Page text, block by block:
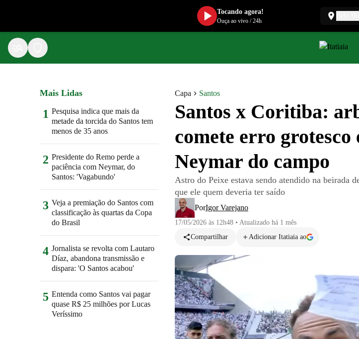
Capa Santos
Santos x Coritiba:
comete erro grotesco
Neymar do campo
Astro do Peixe estava sendo atendido na beirada
que ele quem deveria ter saído
PorIgor Varejano
17/05/2026 às 12h48 • Atualizado há 1 mês
Compartilhar
Adicionar Itatiaia ao
Mais Lidas
1 Pesquisa indica que mais da
metade da torcida do Santos tem
menos de 35 anos
2 Presidente do Remo perde a
paciência com Neymar, do
Santos: 'Vagabundo'
3 Veja a premiação do Santos com
classificação às quartas da Copa
do Brasil
4 Jornalista se revolta com Lautaro
Díaz, abandona transmissão e
dispara: 'O Santos acabou'
5 Entenda como Santos vai pagar
quase R$ 25 milhões por Lucas
Veríssimo
Tocando agora!
Ouça ao vivo/24h